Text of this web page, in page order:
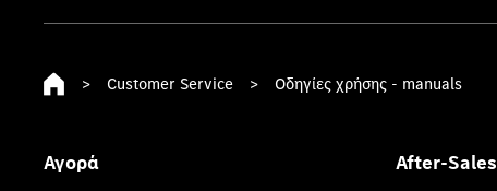
> Customer Service > Οδηγίες χρήσης - manuals
Αγορά After-Sales